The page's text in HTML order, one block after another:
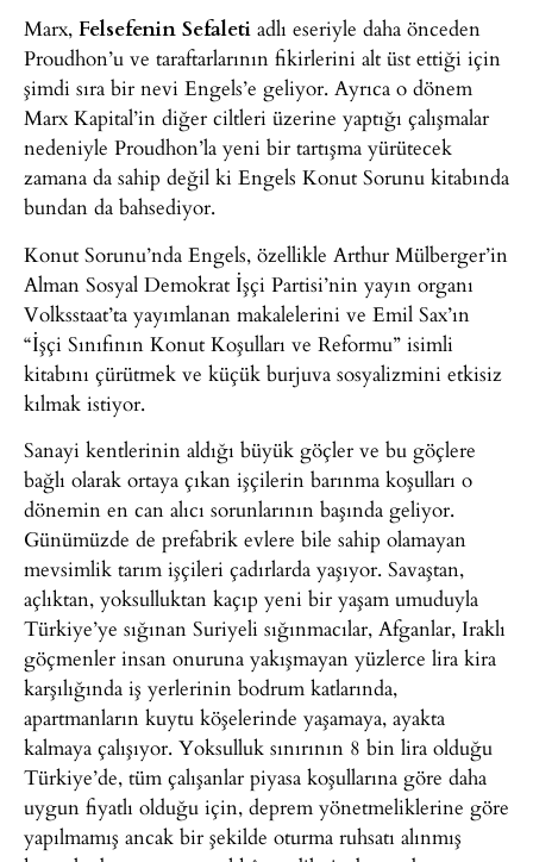
Marx, Felsefenin Sefaleti adlı eseriyle daha önceden
Proudhon’u ve taraftarlarının fikirlerini alt üst ettiği için
şimdi sıra bir nevi Engels’e geliyor. Ayrıca o dönem
Marx Kapital’in diğer ciltleri üzerine yaptığı çalışmalar
nedeniyle Proudhon’la yeni bir tartışma yürütecek
zamana da sahip değil ki Engels Konut Sorunu kitabında
bundan da bahsediyor.
Konut Sorunu’nda Engels, özellikle Arthur Mülberger’in
Alman Sosyal Demokrat İşçi Partisi’nin yayın organı
Volksstaat’ta yayımlanan makalelerini ve Emil Sax’ın
“İşçi Sınıfının Konut Koşulları ve Reformu” isimli
kitabını çürütmek ve küçük burjuva sosyalizmini etkisiz
kılmak istiyor.
Sanayi kentlerinin aldığı büyük göçler ve bu göçlere
bağlı olarak ortaya çıkan işçilerin barınma koşulları o
dönemin en can alıcı sorunlarının başında geliyor.
Günümüzde de prefabrik evlere bile sahip olamayan
mevsimlik tarım işçileri çadırlarda yaşıyor. Savaştan,
açlıktan, yoksulluktan kaçıp yeni bir yaşam umuduyla
Türkiye’ye sığınan Suriyeli sığınmacılar, Afganlar, Iraklı
göçmenler insan onuruna yakışmayan yüzlerce lira kira
karşılığında iş yerlerinin bodrum katlarında,
apartmanların kuytu köşelerinde yaşamaya, ayakta
kalmaya çalışıyor. Yoksulluk sınırının 8 bin lira olduğu
Türkiye’de, tüm çalışanlar piyasa koşullarına göre daha
uygun fiyatlı olduğu için, deprem yönetmeliklerine göre
yapılmamış ancak bir şekilde oturma ruhsatı alınmış